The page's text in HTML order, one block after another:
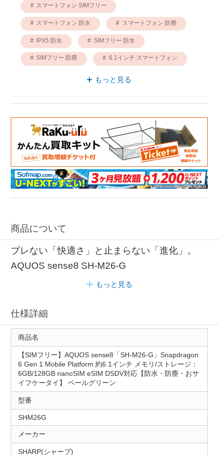
スマートフォン SIMフリー
スマートフォン 防水 スマートフォン 防塵
IPX5 防水 SIMフリー 防水
SIMフリー 防塵 6.1インチ スマートフォン
スマートフォン おサイフケータイ
もっと見る
商品について
ブレない「快適さ」と止まらない「進化」。
AQUOS sense8 SH-M26-G
もっと見る
仕様詳細
商品名
【SIMフリー】AQUOS sense8「SH-M26-G」Snapdragon
6 Gen 1 Mobile Platform 約6.1インチ メモリ/ストレージ：
6GB/128GB nanoSIM eSIM DSDV対応【防水・防塵・おサ
イフケータイ】 ペールグリーン
型番
SHM26G
メーカー
SHARP(シャープ)